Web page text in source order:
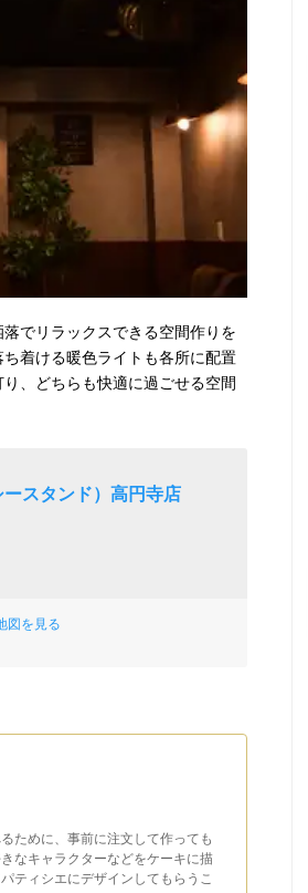
でリラックスできる空間作りを
着ける暖色ライトも各所に配置
、どちらも快適に過ごせる空間
スタンド）高円寺店
図を見る
ために、事前に注文して作っても
なキャラクターなどをケーキに描
ティシエにデザインしてもらうこ